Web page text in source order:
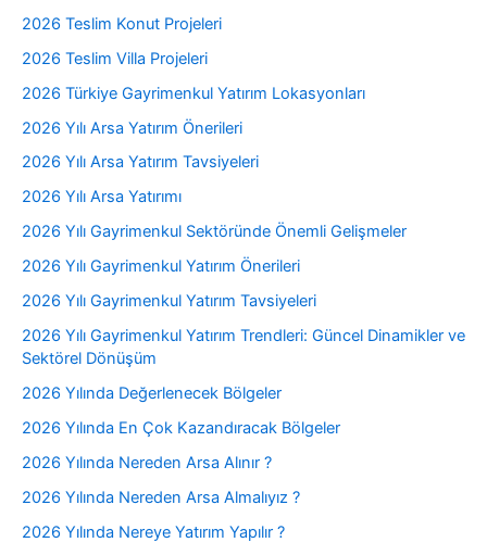
2026 Teslim Konut Projeleri
2026 Teslim Villa Projeleri
2026 Türkiye Gayrimenkul Yatırım Lokasyonları
2026 Yılı Arsa Yatırım Önerileri
2026 Yılı Arsa Yatırım Tavsiyeleri
2026 Yılı Arsa Yatırımı
2026 Yılı Gayrimenkul Sektöründe Önemli Gelişmeler
2026 Yılı Gayrimenkul Yatırım Önerileri
2026 Yılı Gayrimenkul Yatırım Tavsiyeleri
2026 Yılı Gayrimenkul Yatırım Trendleri: Güncel Dinamikler ve
Sektörel Dönüşüm
2026 Yılında Değerlenecek Bölgeler
2026 Yılında En Çok Kazandıracak Bölgeler
2026 Yılında Nereden Arsa Alınır ?
2026 Yılında Nereden Arsa Almalıyız ?
2026 Yılında Nereye Yatırım Yapılır ?